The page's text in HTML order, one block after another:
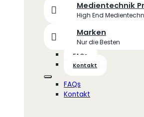
Medientechnik
High End
Marken
Nur die Besten
FAQs
Kontakt
FAQs
Kontakt